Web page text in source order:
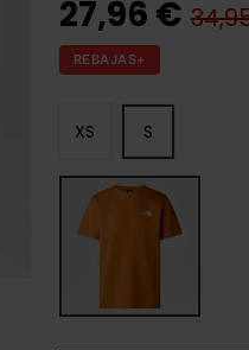
27,96 €
REBAJAS+
XS S